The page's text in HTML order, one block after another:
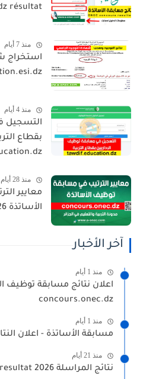
résultat
منذ 7 أيام
منذ 4 أيام
التسجيل في
منذ 28 أيام
معايير
الأساتذة 2026 | concours.onec.dz
آخر الأخبار
منذ 1 أيام
اعلان نتائج مسابقة توظيف
concours.onec.dz
منذ 1 أيام
مسابقة الأساتذة - اعلان النتائج
منذ 21 أيام
نتائج المراسلة 2026 onefd.edu.dz resultat